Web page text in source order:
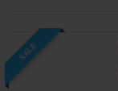
SALE